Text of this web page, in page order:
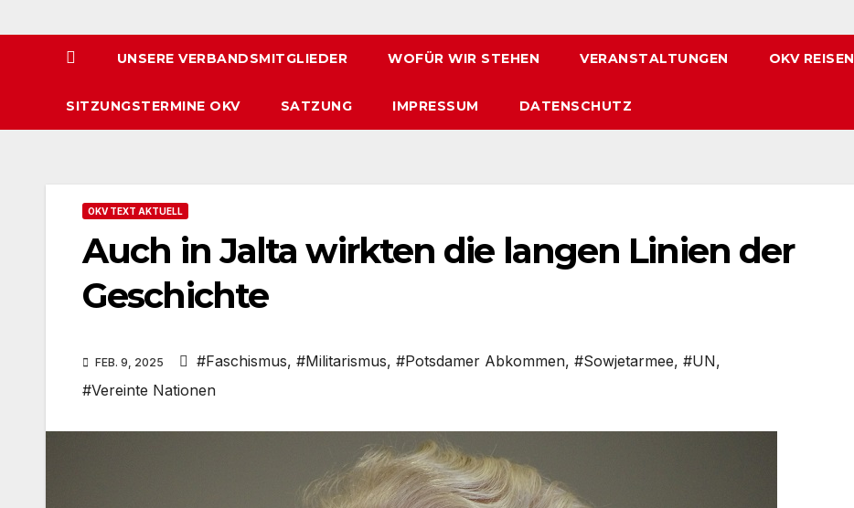
UNSERE VERBANDSMITGLIEDER WOFÜR WIR STEHEN VERANSTALTUNGEN OKV REISEN
SITZUNGSTERMINE OKV SATZUNG IMPRESSUM DATENSCHUTZ
OKV TEXT AKTUELL
Auch in Jalta wirkten die langen Linien der
Geschichte
FEB. 9, 2025 #Faschismus, #Militarismus, #Potsdamer Abkommen, #Sowjetarmee, #UN,
#Vereinte Nationen